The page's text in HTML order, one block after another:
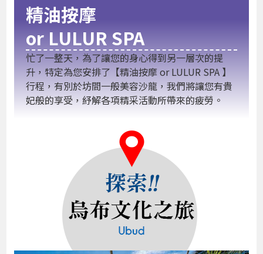
精油按摩
or LULUR SPA
忙了一整天，為了讓您的身心得到另一層次的提
升，特定為您安排了【精油按摩 or LULUR SPA 】
行程，有別於坊間一般美容沙龍，我們將讓您有貴
妃般的享受，紓解各項精采活動所帶來的疲勞。